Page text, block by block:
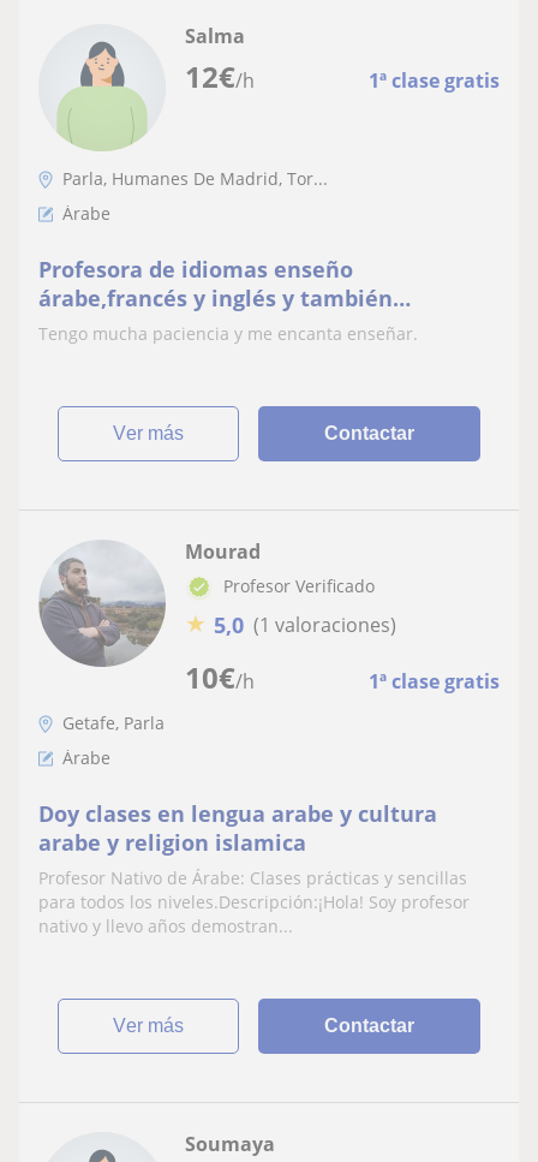
12€/h 1ª clase gratis
Salma
Parla, Humanes De Madrid, Tor...
Árabe
Profesora de idiomas enseño
árabe,francés y inglés y también
profesora de clases de apoyo con un gran
Tengo mucha paciencia y me encanta enseñar.
ver más Contactar
10€/h 1ª clase gratis
Mourad
Profesor Verificado
★ 5,0 (1 valoraciones)
Getafe, Parla
Árabe
Doy clases en lengua arabe y cultura
arabe y religion islamica
Profesor Nativo de Árabe: Clases prácticas y sencillas
para todos los niveles.Descripción:¡Hola! Soy profesor
nativo y llevo años demostran...
ver más Contactar
Soumaya